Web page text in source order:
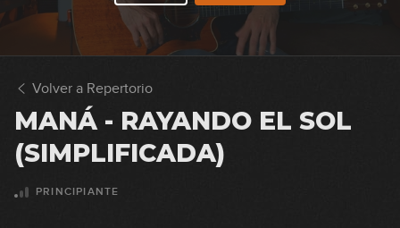
Volver a Repertorio
MANÁ - RAYANDO EL SOL
(SIMPLIFICADA)
PRINCIPIANTE
05:03
11:09
Antonio Flores - No dudaría
Soda Stereo - De música ligera
(simplificada)